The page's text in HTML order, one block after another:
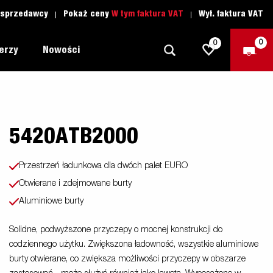
Pokaż ceny W tym faktura VAT Wył. faktura VAT
Dookoła
Lawety
Przyczepy Dla Profesjonalistów
Sporty Wodne
Szkoła jazdy
1205 Limited Edition
Nowości
0 0
5420ATB2000
Przestrzeń ładunkowa dla dwóch palet EURO
Otwierane i zdejmowane burty
Aluminiowe burty
Solidne, podwyższone przyczepy o mocnej konstrukcji do
codziennego użytku. Zwiększona ładowność, wszystkie aluminiowe
burty otwierane, co zwiększa możliwości przyczepy w obszarze